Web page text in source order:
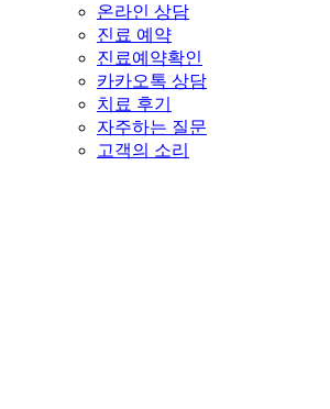
온라인 상담
진료 예약
진료예약확인
카카오톡 상담
치료 후기
자주하는 질문
고객의 소리